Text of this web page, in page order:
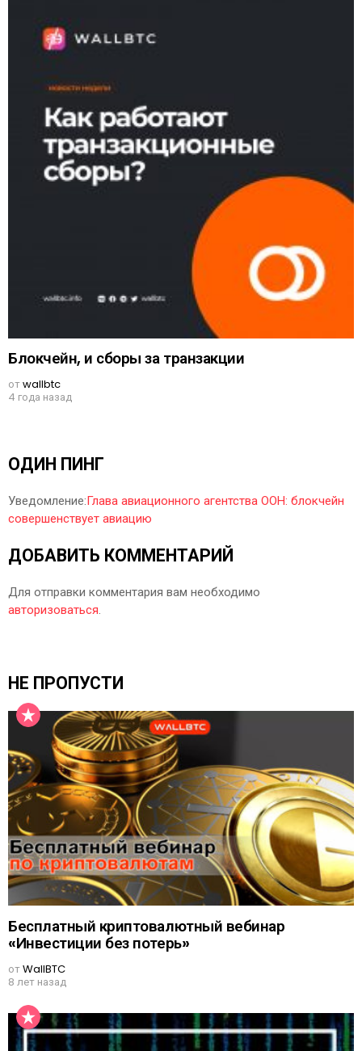
Блокчейн, и сборы за транзакции
отwallbtc
4 года назад
ОДИН ПИНГ
Уведомление: Глава авиационного агентства ООН: блокчейн
совершенствует авиацию
ДОБАВИТЬ КОММЕНТАРИЙ
Для отправки комментария вам необходимо
авторизоваться.
НЕ ПРОПУСТИ
Бесплатный криптовалютный вебинар
«Инвестиции без потерь»
отWallBTC
8 лет назад